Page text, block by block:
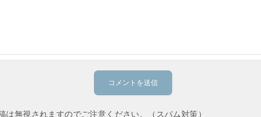
は無視されますのでご注意ください。（スパム対策）